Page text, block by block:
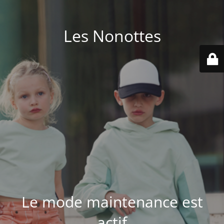
Les Nonottes
Le mode maintenance est